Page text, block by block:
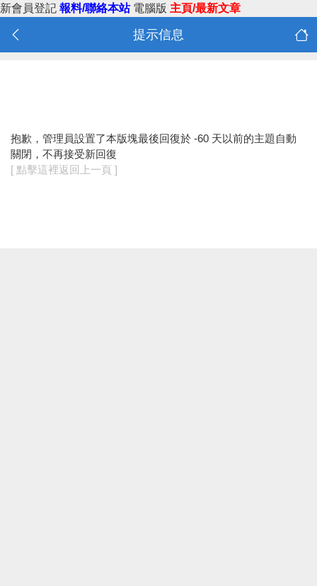
新會員登記 報料/聯絡本站 電腦版 主頁/最新文章
提示信息
抱歉，管理員設置了本版塊最後回復於 -60 天以前的主題自動
關閉，不再接受新回復
[ 點擊這裡返回上一頁 ]